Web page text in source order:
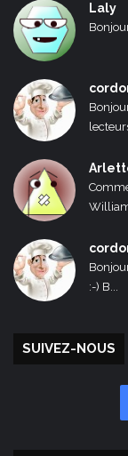
Laly
:-) B...
SUIVEZ-NOUS